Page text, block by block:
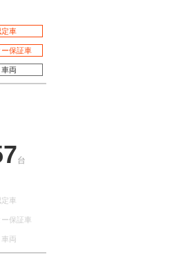
定車
保証車
両
台
車
保証車
車両